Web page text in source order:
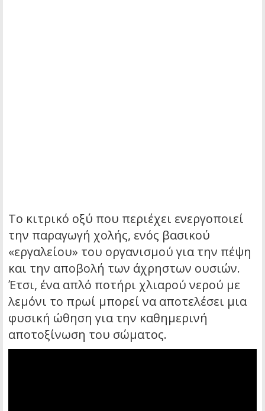
Το κιτρικό οξύ που περιέχει ενεργοποιεί
την παραγωγή χολής, ενός βασικού
«εργαλείου» του οργανισμού για την πέψη
και την αποβολή των άχρηστων ουσιών.
Έτσι, ένα απλό ποτήρι χλιαρού νερού με
λεμόνι το πρωί μπορεί να αποτελέσει μια
φυσική ώθηση για την καθημερινή
αποτοξίνωση του σώματος.